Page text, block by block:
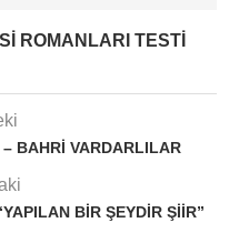
ROMANLARI TESTI
BAHRI VARDARLILAR
BIR ŞEYDIR ŞIIR”